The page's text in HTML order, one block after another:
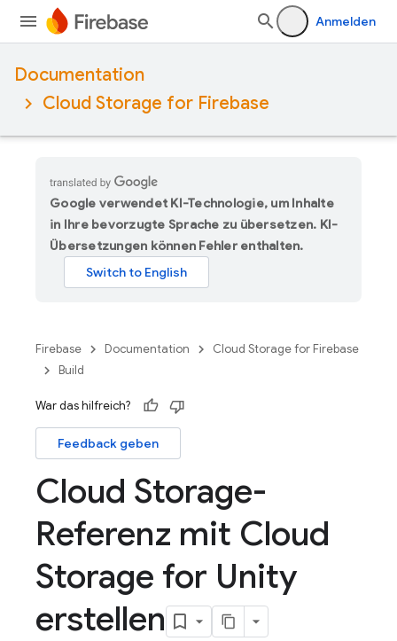
Anmelden
Documentation
Cloud Storage for Firebase
Google verwendet KI-Technologie, um Inhalte
in Ihre bevorzugte Sprache zu übersetzen. KI-
Übersetzungen können Fehler enthalten.
Firebase Documentation
Cloud Storage for Firebase
Build
War das hilfreich?
Feedback geben
Cloud Storage-
Referenz mit Cloud
Storage for Unity
erstellen